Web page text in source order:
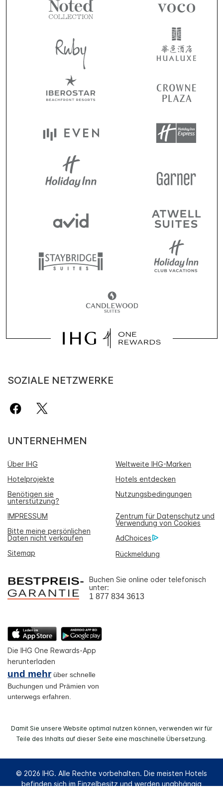
SOZIALE NETZWERKE
UNTERNEHMEN
Über IHG
Weltweite IHG-Marken
Hotelprojekte
Hotels entdecken
Benötigen sie
unterstützung?
Nutzungsbedingungen
IMPRESSUM
Zentrum für Datenschutz und
Verwendung von Cookies
Bitte meine persönlichen
Daten nicht verkaufen
AdChoices
Sitemap
Rückmeldung
Buchen Sie online oder telefonisch
unter:
1 877 834 3613
Die IHG One Rewards-App
herunterladen
und mehrüber schnelle
Buchungen und Prämien von
unterwegs erfahren.
Damit Sie unsere Website optimal nutzen können, verwenden wir für
Teile des Inhalts auf dieser Seite eine maschinelle Übersetzung.
© 2026 IHG. Alle Rechte vorbehalten. Die meisten Hotels
befinden sich im Einzelbesitz und werden unabhängig